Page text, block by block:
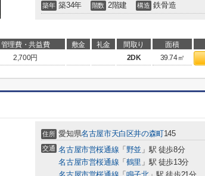
築年 築34年 階数 2階建 構造 鉄骨造
管理費・共益費 敷金 礼金 間取り 面積
2,700円 2DK 39.74㎡
住所 愛知県名古屋市天白区井の森町145
交通 名古屋市営桜通線 「 野並 」駅 徒歩8分
名古屋市営桜通線 「 鶴里 」駅 徒歩13分